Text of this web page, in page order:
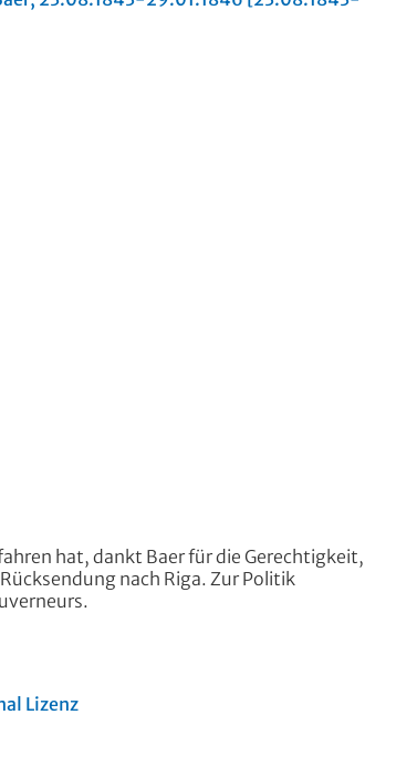
hat, dankt Baer für die Gerechtigkeit,
nach Riga. Zur Politik
Lizenz